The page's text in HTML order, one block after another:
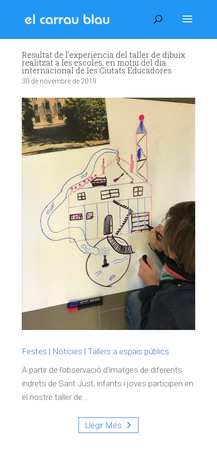
Resultat de l’experiència del taller de dibuix
realitzat a les escoles, en motiu del dia
internacional de les Ciutats Educadores.
30 de novembre de 2019
Festes | Notícies | Tallers a espais públics
A partir de l’observació d’imatges de diferents
indrets de Sant Just, infants i joves participen en
el nostre taller de...
Llegir Més